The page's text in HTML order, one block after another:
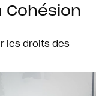
les droits des